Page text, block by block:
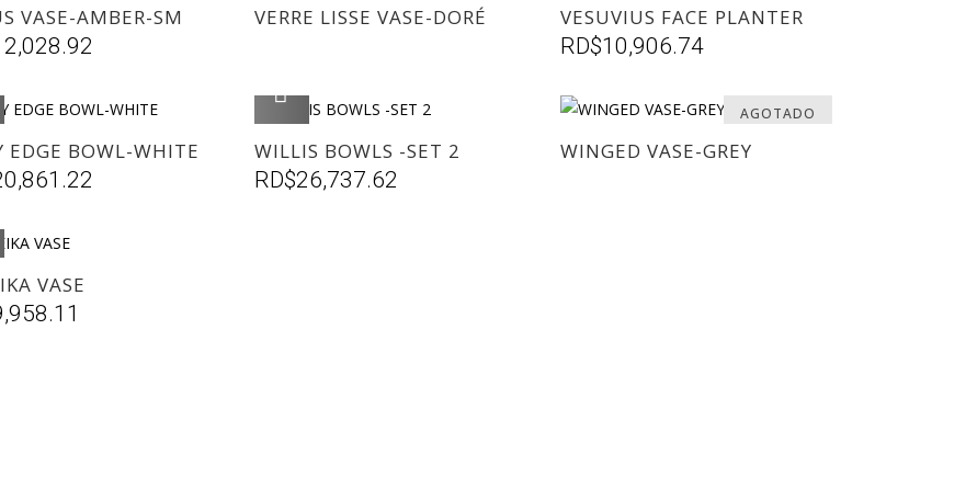
VASE-AMBER-SM VERRE LISSE VASE-DORÉ VESUVIUS FACE PLANTER
RD$10,906.74
EDGE BOWL-WHITE WILLIS BOWLS -SET 2
RD$26,737.62
AGOTADO
WINGED VASE-GREY
VASE